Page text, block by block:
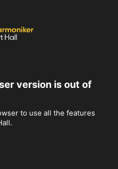
version is out of
to use all the features